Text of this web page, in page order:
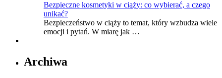
Bezpieczne kosmetyki w ciąży: co wybierać, a czego
unikać?
Bezpieczeństwo w ciąży to temat, który wzbudza wiele
emocji i pytań. W miarę jak …
Archiwa